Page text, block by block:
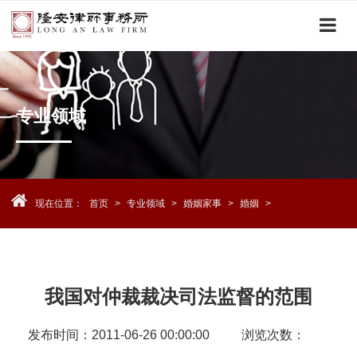
下
专业领域
现在位置： 首页 > 专业领域 > 婚姻家事 > 婚姻 >
我国对仲裁裁决司法监督的范围
发布时间：2011-06-26 00:00:00 浏览次数：